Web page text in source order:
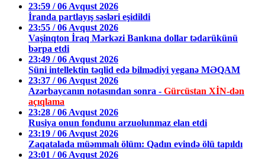
23:59 / 06 Avqust 2026
İranda partlayış səsləri eşidildi
23:55 / 06 Avqust 2026
Vaşinqton İraq Mərkəzi Bankına dollar tədarükünü
bərpa etdi
23:49 / 06 Avqust 2026
Süni intellektin təqlid edə bilmədiyi yeganə MƏQAM
23:37 / 06 Avqust 2026
Azərbaycanın notasından sonra - Gürcüstan XİN-dən
açıqlama
23:28 / 06 Avqust 2026
Rusiya onun fondunu arzuolunmaz elan etdi
23:19 / 06 Avqust 2026
Zaqatalada müəmmalı ölüm: Qadın evində ölü tapıldı
23:01 / 06 Avqust 2026